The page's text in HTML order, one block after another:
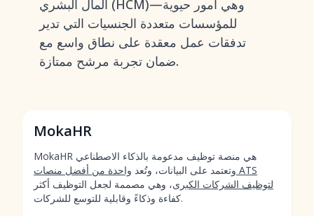
المال البشري (HCM)—وهي أمور حيوية
للمؤسسات متعددة الجنسيات التي تدير
تدفقات عمل معقدة على نطاق واسع مع
ضمان تجربة مرشح ممتازة.
MokaHR
MokaHR هي منصة توظيف مدعومة بالذكاء الاصطناعي
وتعتمد على البيانات، وتُعد واحدة من أفضل منصات ATS
لتوظيف الشركات الكبرى، وهي مصممة لجعل التوظيف أكثر
كفاءة وذكاءً وقابلية للتوسع للشركات.